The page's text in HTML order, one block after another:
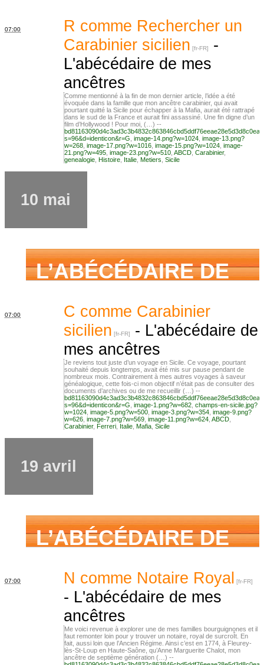
MES ANCÊTRES –
Tout ce que j’aurais
aimé savoir sur ma
famille mais n’ai
jamais osé
07:00
R comme Rechercher un
Carabinier sicilien
-
L'abécédaire de mes
ancêtres
Comme mentionné à la fin de mon dernier article, l’idée a été
évoquée dans la famille que mon ancêtre carabinier, qui avait
pourtant quitté la Sicile pour échapper à la Mafia, aurait été rattrapé
dans le sud de la France et aurait fini assassiné. Une fin digne d’un
film d’Hollywood ! Pour moi, (…) --
s=96&d=identicon&r=G image-14.png?w=1024 image-13.png?
w=268 image-17.png?w=1016 image-15.png?w=1024 image-
21.png?w=495 image-23.png?w=510 ABCD Carabinier,
genealogie
Histoire Italie Metiers Sicile
10 mai
L’ABÉCÉDAIRE DE
MES ANCÊTRES –
Tout ce que j’aurais
aimé savoir sur ma
famille mais n’ai
demander
07:00
C comme Carabinier
sicilien
- L'abécédaire de
mes ancêtres
Je reviens tout juste d’un voyage en Sicile. Ce voyage, pourtant
souhaité depuis longtemps, avait été mis sur pause pendant de
nombreux mois. Contrairement à mes autres voyages à saveur
généalogique, cette fois-ci mon objectif n’était pas de consulter des
documents d’archives ou de me recueillir (…) --
s=96&d=identicon&r=G image-1.png?w=682 champs-en-sicile.jpg?
w=1024 image-5.png?w=500 image-3.png?w=354 image-9.png?
w=626 image-7.png?w=569 image-11.png?w=624 ABCD
Carabinier, Ferreri Italie Mafia Sicile
19 avril
L’ABÉCÉDAIRE DE
MES ANCÊTRES –
Tout ce que j’aurais
07:00
N comme Notaire Royal
- L'abécédaire de mes
ancêtres
Me voici revenue à explorer une de mes familles bourguignones et il
faut remonter loin pour y trouver un notaire, royal de surcroÎt. En
fait, aussi loin que l’Ancien Régime. Ainsi c’est en 1774, à Fleurey-
lès-St-Loup en Haute-Saône, qu’Anne Marguerite Chalot, mon
ancêtre de septième génération (…) --